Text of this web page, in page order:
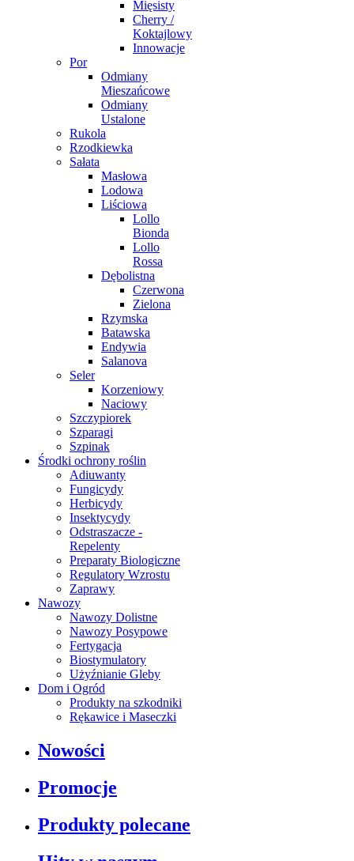
Mięsisty
Cherry /
Koktajlowy
Innowacje
Por
Odmiany
Mieszańcowe
Odmiany
Ustalone
Rukola
Rzodkiewka
Sałata
Masłowa
Lodowa
Liściowa
Lollo
Bionda
Lollo
Rossa
Dębolistna
Czerwona
Zielona
Rzymska
Batawska
Endywia
Salanova
Seler
Korzeniowy
Naciowy
Szczypiorek
Szparagi
Szpinak
Środki ochrony roślin
Adiuwanty
Fungicydy
Herbicydy
Insektycydy
Odstraszacze -
Repelenty
Preparaty Biologiczne
Regulatory Wzrostu
Zaprawy
Nawozy
Nawozy Dolistne
Nawozy Posypowe
Fertygacja
Biostymulatory
Użyźnianie Gleby
Dom i Ogród
Produkty na szkodniki
Rękawice i Maseczki
Nowości
Promocje
Produkty polecane